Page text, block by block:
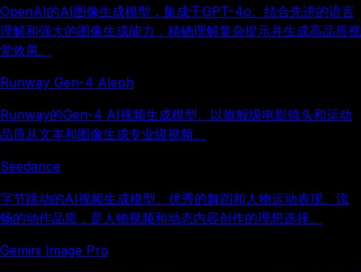
OpenAI的AI图像生成模型，集成于GPT-4o。结合先进的语言
理解和强大的图像生成能力，精确理解复杂提示并生成高品质视
觉效果。
Runway Gen-4 Aleph
Runway的Gen-4 AI视频生成模型。以旗舰级电影镜头和运动
品质从文本和图像生成专业级视频。
Seedance
字节跳动的AI视频生成模型。优秀的舞蹈和人物运动表现、流
畅的动作品质，是人物视频和动态内容创作的理想选择。
Gemini Image Pro